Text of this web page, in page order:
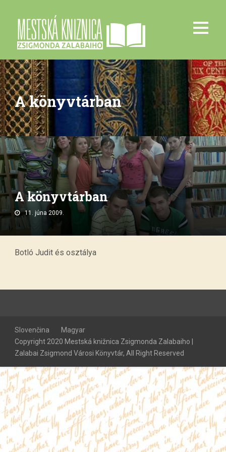
A könyvtárban
A könyvtárban
11. júna 2009.
Botló Judit és osztálya
Slovenčina
Magyar
Copyright 2020 Mestská knižnica Zsigmonda Zalabaiho |
Zalabai Zsigmond Városi Könyvtár, All Right Reserved